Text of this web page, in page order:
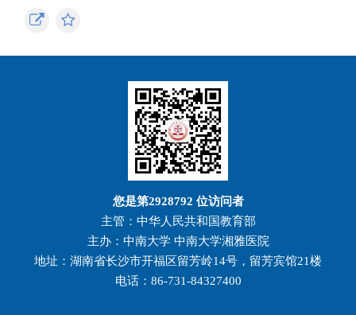
您是第2928792 位访问者
主管：中华人民共和国教育部
主办：中南大学 中南大学湘雅医院
地址：湖南省长沙市开福区留芳岭14号，留芳宾馆21楼
电话：86-731-84327400